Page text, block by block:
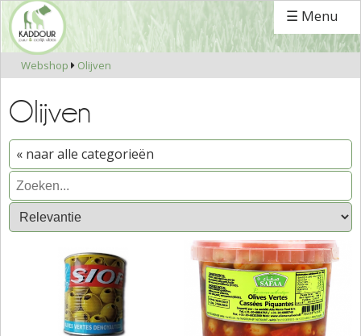
☰ Menu
Webshop  Olijven
Olijven
« naar alle categorieën